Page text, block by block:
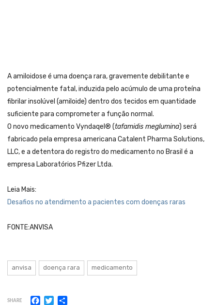
A amiloidose é uma doença rara, gravemente debilitante e
potencialmente fatal, induzida pelo acúmulo de uma proteína
fibrilar insolúvel (amiloide) dentro dos tecidos em quantidade
suficiente para comprometer a função normal.
O novo medicamento Vyndaqel® (tafamidis meglumina) será
fabricado pela empresa americana Catalent Pharma Solutions,
LLC, e a detentora do registro do medicamento no Brasil é a
empresa Laboratórios Pfizer Ltda.
Leia Mais:
Desafios no atendimento a pacientes com doenças raras
FONTE:ANVISA
anvisa doença rara medicamento
SHARE Facebook
Twitter